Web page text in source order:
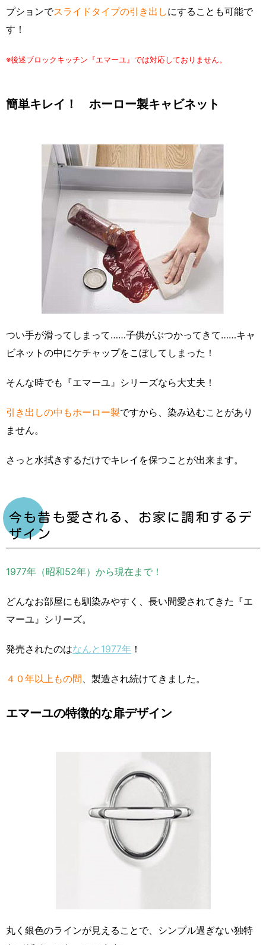
プションでスライドタイプの引き出しにすることも可能で
す！
※後述ブロックキッチン『エマーユ』では対応しておりません。
簡単キレイ！ ホーロー製キャビネット
つい手が滑ってしまって……子供がぶつかってきて……キャ
ビネットの中にケチャップをこぼしてしまった！
そんな時でも『エマーユ』シリーズなら大丈夫！
引き出しの中もホーロー製ですから、染み込むことがあり
ません。
さっと水拭きするだけでキレイを保つことが出来ます。
今も昔も愛される、お家に調和するデ
ザイン
1977年（昭和52年）から現在まで！
どんなお部屋にも馴染みやすく、長い間愛されてきた『エ
マーユ』シリーズ。
発売されたのはなんと1977年 ！
４０年以上もの間 、製造され続けてきました。
エマーユの特徴的な扉デザイン
丸く銀色のラインが見えることで、シンプル過ぎない独特